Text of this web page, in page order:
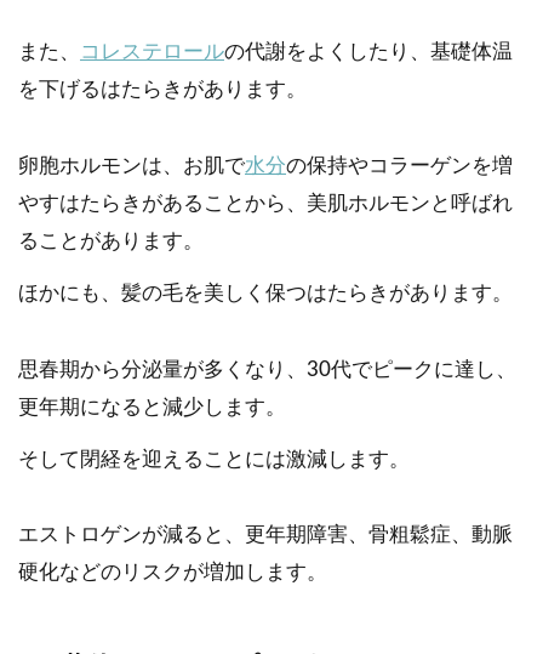
また、 コレステロールの代謝をよくしたり、基礎体温
を下げるはたらきがあります。
卵胞ホルモンは、お肌で水分の保持やコラーゲンを増
やすはたらきがあることから、美肌ホルモンと呼ばれ
ることがあります。
ほかにも、髪の毛を美しく保つはたらきがあります。
思春期から分泌量が多くなり、30代でピークに達し、
更年期になると減少します。
そして閉経を迎えることには激減します。
エストロゲンが減ると、更年期障害、骨粗鬆症、動脈
硬化などのリスクが増加します。